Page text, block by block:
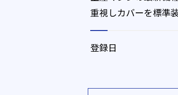
重視しカバーを標準
登録日